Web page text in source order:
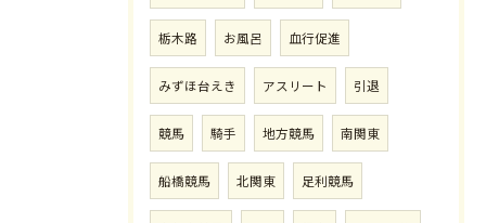
栃木路 お風呂 血行促進
みずほ台えき アスリート 引退
競馬 騎手 地方競馬 南関東
船橋競馬 北関東 足利競馬